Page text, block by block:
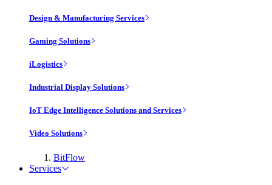
Design & Manufacturing Services
Gaming Solutions
iLogistics
Industrial Display Solutions
IoT Edge Intelligence Solutions and Services
Video Solutions
BitFlow
Services